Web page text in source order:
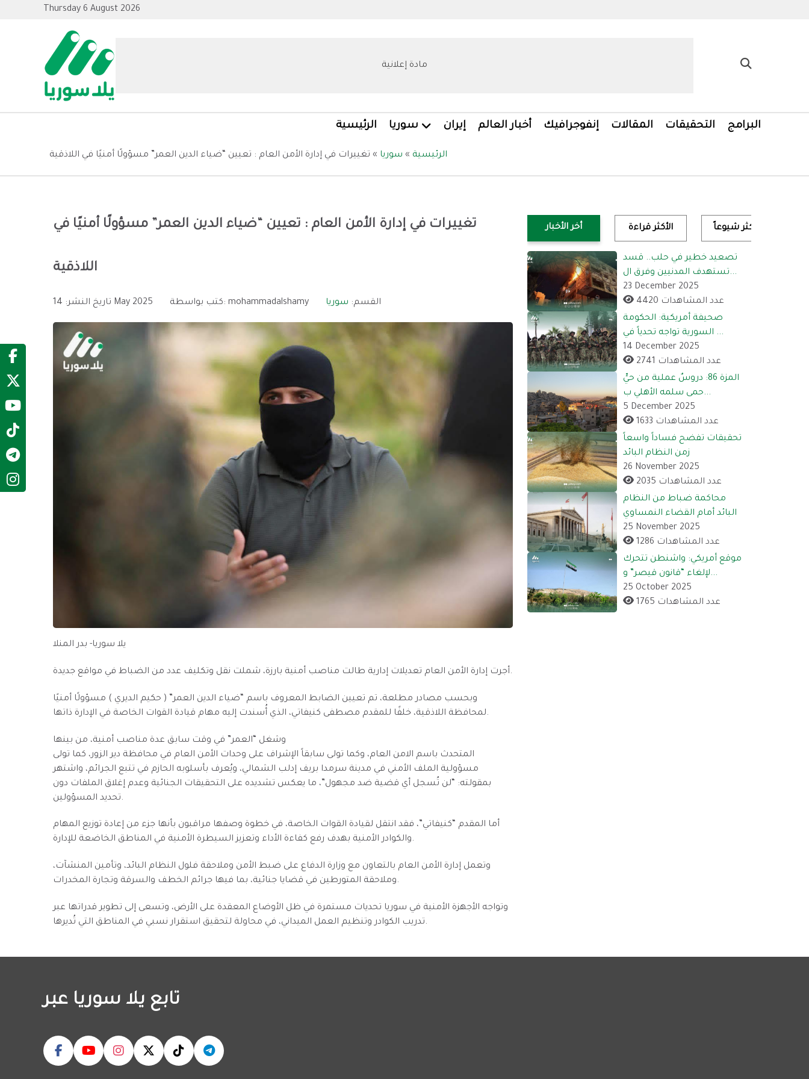
Thursday 6 August 2026
مادة إعلانية
الرئيسية سوريا إيران أخبار العالم إنفوجرافيك المقالات التحقيقات البرامج
الرئيسية » سوريا » تغييرات في إدارة الأمن العام : تعيين “ضياء الدين العمر” مسؤولًا أمنيًا في اللاذقية
تغييرات في إدارة الأمن العام : تعيين “ضياء الدين العمر” مسؤولًا أمنيًا في
اللاذقية
تاريخ النشر: 14 May 2025 كتب بواسطة: mohammadalshamy القسم: سوريا
يلا سوريا- بدر المنلا
أجرت إدارة الأمن العام تعديلات إدارية طالت مناصب أمنية بارزة، شملت نقل وتكليف عدد من الضباط في مواقع جديدة.
وبحسب مصادر مطلعة، تم تعيين الضابط المعروف باسم “ضياء الدين العمر” ( حكيم الديري ) مسؤولًا أمنيًا
لمحافظة اللاذقية، خلفًا للمقدم مصطفى كنيفاتي، الذي أُسندت إليه مهام قيادة القوات الخاصة في الإدارة ذاتها.
وشغل “العمر” في وقت سابق عدة مناصب أمنية، من بينها
المتحدث باسم الامن العام، وكما تولى سابقاً الإشراف على وحدات الأمن العام في محافظة دير الزور، كما تولى
مسؤولية الملف الأمني في مدينة سرمدا بريف إدلب الشمالي، ويُعرف بأسلوبه الحازم في تتبع الجرائم، واشتهر
بمقولته: “لن تُسجل أي قضية ضد مجهول”، ما يعكس تشديده على التحقيقات الجنائية وعدم إغلاق الملفات دون
تحديد المسؤولين.
أما المقدم “كنيفاتي”، فقد انتقل لقيادة القوات الخاصة، في خطوة وصفها مراقبون بأنها جزء من إعادة توزيع المهام
والكوادر الأمنية بهدف رفع كفاءة الأداء وتعزيز السيطرة الأمنية في المناطق الخاضعة للإدارة.
وتعمل إدارة الأمن العام بالتعاون مع وزارة الدفاع على ضبط الأمن وملاحقة فلول النظام البائد، وتأمين المنشآت،
وملاحقة المتورطين في قضايا جنائية، بما فيها جرائم الخطف والسرقة وتجارة المخدرات.
وتواجه الأجهزة الأمنية في سوريا تحديات مستمرة في ظل الأوضاع المعقدة على الأرض، وتسعى إلى تطوير قدراتها عبر
تدريب الكوادر وتنظيم العمل الميداني، في محاولة لتحقيق استقرار نسبي في المناطق التي تُديرها.
أخر الأخبار الأكثر قراءة الأكثر شيوعاً
تصعيد خطير في حلب.. قسد
تستهدف المدنيين وفرق ال...
23 December 2025
4420 عدد المشاهدات
صحيفة أمريكية: الحكومة
السورية تواجه تحدياً في ...
14 December 2025
2741 عدد المشاهدات
المزة 86: دروسٌ عملية من حيٍّ
حمى سلمه الأهلي ب...
5 December 2025
1633 عدد المشاهدات
تحقيقات تفضح فساداً واسعاً
زمن النظام البائد
26 November 2025
2035 عدد المشاهدات
محاكمة ضباط من النظام
البائد أمام القضاء النمساوي
25 November 2025
1286 عدد المشاهدات
موقع أمريكي: واشنطن تتحرك
لإلغاء “قانون قيصر” و...
25 October 2025
1765 عدد المشاهدات
تابع يلا سوريا عبر